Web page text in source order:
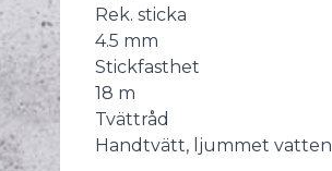
Rek. sticka
4.5 mm
Stickfasthet
18 m
Tvättråd
Handtvätt, ljummet vatten